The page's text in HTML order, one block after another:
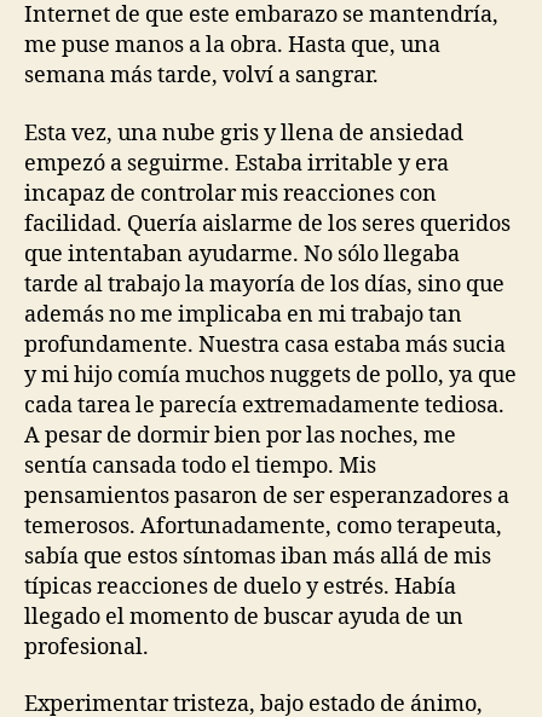
Internet de que este embarazo se mantendría,
me puse manos a la obra. Hasta que, una
semana más tarde, volví a sangrar.
Esta vez, una nube gris y llena de ansiedad
empezó a seguirme. Estaba irritable y era
incapaz de controlar mis reacciones con
facilidad. Quería aislarme de los seres queridos
que intentaban ayudarme. No sólo llegaba
tarde al trabajo la mayoría de los días, sino que
además no me implicaba en mi trabajo tan
profundamente. Nuestra casa estaba más sucia
y mi hijo comía muchos nuggets de pollo, ya que
cada tarea le parecía extremadamente tediosa.
A pesar de dormir bien por las noches, me
sentía cansada todo el tiempo. Mis
pensamientos pasaron de ser esperanzadores a
temerosos. Afortunadamente, como terapeuta,
sabía que estos síntomas iban más allá de mis
típicas reacciones de duelo y estrés. Había
llegado el momento de buscar ayuda de un
profesional.
Experimentar tristeza, bajo estado de ánimo,